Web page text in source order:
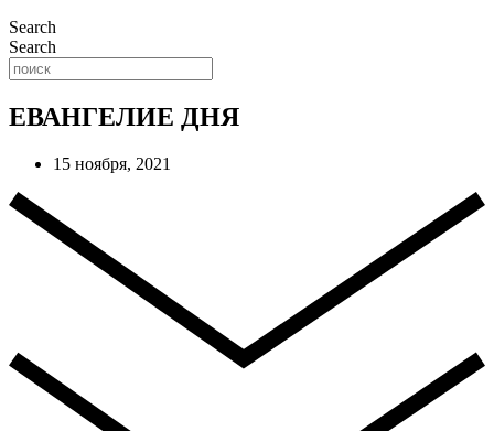
Search
Search
ЕВАНГЕЛИЕ ДНЯ
15 ноября, 2021